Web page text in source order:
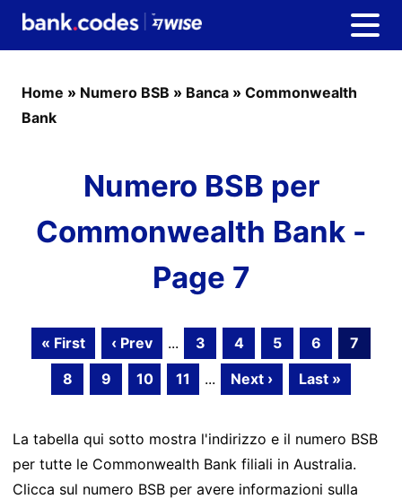
Home » Numero BSB » Banca » Commonwealth
Bank
Numero BSB per
Commonwealth Bank -
Page 7
« First ‹ Prev ... 3 4 5 6
7
8
9 10 11 ... Next › Last »
La tabella qui sotto mostra l'indirizzo e il numero BSB
per tutte le Commonwealth Bank filiali in Australia.
Clicca sul numero BSB per avere informazioni sulla